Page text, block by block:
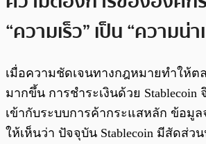
“ความเร็ว” เป็น “ความน่
เมื่อความชัดเจนทางกฎหมายทำให้ต
มากขึ้น การชำระเงินด้วย Stablecoin
เข้ากับระบบการค้ากระแสหลัก ข้อมู
ให้เห็นว่า ปัจจุบัน Stablecoin มีสัดส่ว